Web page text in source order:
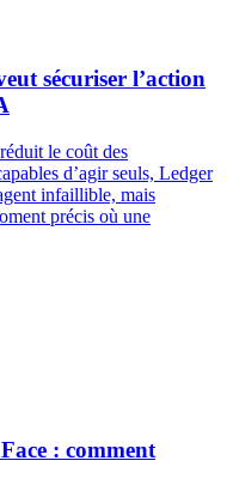
sécuriser l’action
le coût des
d’agir seuls, Ledger
infaillible, mais
précis où une
: comment